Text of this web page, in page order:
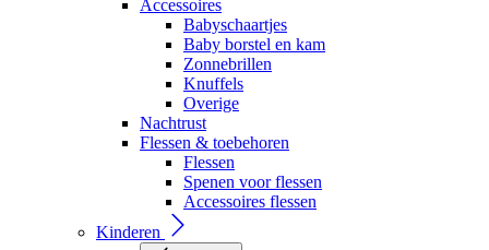
Accessoires
Babyschaartjes
Baby borstel en kam
Zonnebrillen
Knuffels
Overige
Nachtrust
Flessen & toebehoren
Flessen
Spenen voor flessen
Accessoires flessen
Kinderen